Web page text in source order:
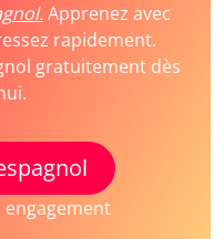
Apprenez avec
rapidement.
gratuitement dès